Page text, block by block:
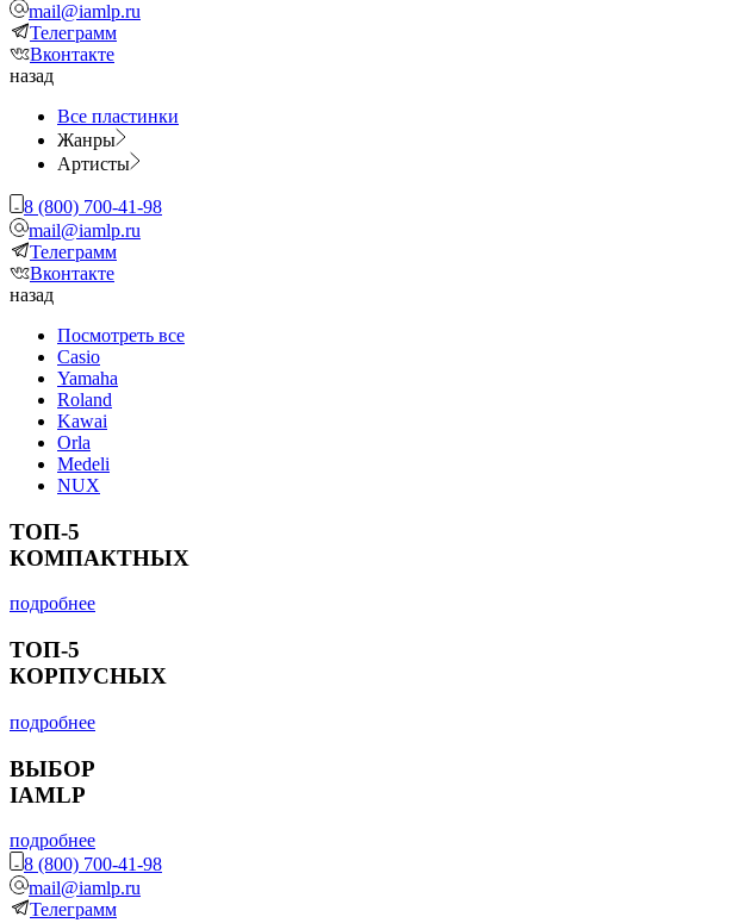
mail@iamlp.ru
Телеграмм
Вконтакте
назад
Все пластинки
Жанры
Артисты
8 (800) 700-41-98
mail@iamlp.ru
Телеграмм
Вконтакте
назад
Посмотреть все
Casio
Yamaha
Roland
Kawai
Orla
Medeli
NUX
ТОП-5
КОМПАКТНЫХ
подробнее
ТОП-5
КОРПУСНЫХ
подробнее
ВЫБОР
IAMLP
подробнее
8 (800) 700-41-98
mail@iamlp.ru
Телеграмм